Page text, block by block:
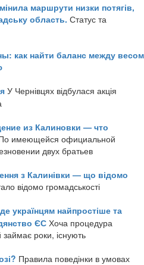
маршрути низки потягів,
область. Статус та
как найти баланс между весом
У Чернівцях відбулася акція
из Калиновки — что
имеющейся официальной
двух братьев
з Калинівки — що відомо
відомо громадськості
українцям найпростіше та
ЄС Хоча процедура
займає роки, існують
Правила поведінки в умовах